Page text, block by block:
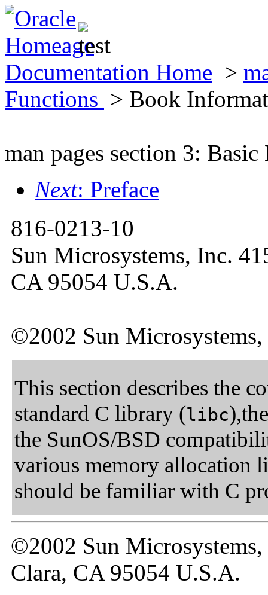
Documentation Home >
Functions > Book
man pages section 3:
Next: Preface
816-0213-10
Sun Microsystems, Inc.
CA 95054 U.S.A.
©2002 Sun
This section describes the
standard C library (libc
the SunOS/BSD
various memory allocation
should be familiar with C
©2002 Sun
Clara, CA 95054 U.S.A.